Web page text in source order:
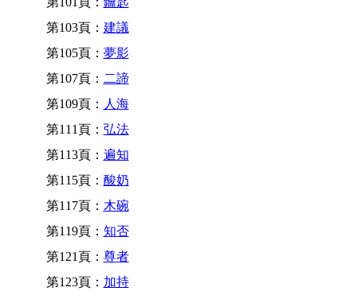
第103頁： 建議
第105頁： 夢影
第107頁： 二諦
第109頁： 人海
第111頁： 弘法
第113頁： 遍知
第115頁： 酸奶
第117頁： 木碗
第119頁： 知否
第121頁： 尊者
第123頁： 加持